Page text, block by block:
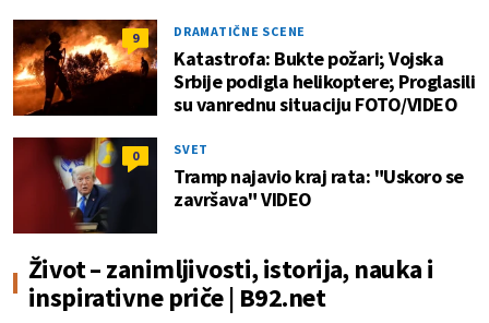
9 DRAMATIČNE SCENE
Katastrofa: Bukte požari; Vojska
Srbije podigla helikoptere; Proglasili
su vanrednu situaciju FOTO/VIDEO
0 SVET
Tramp najavio kraj rata: "Uskoro se
završava" VIDEO
Život – zanimljivosti, istorija, nauka i
inspirativne priče | B92.net